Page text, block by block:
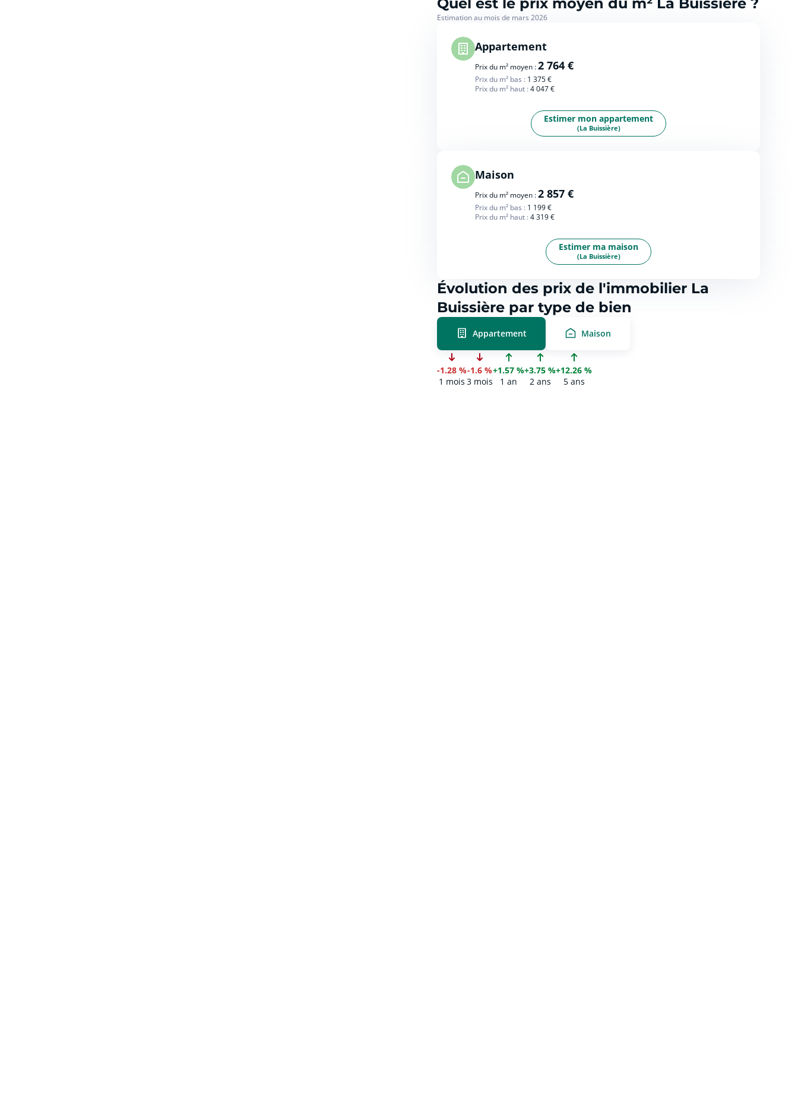
Estimation au mois de mars 2026
Appartement
Prix du m² moyen :2 764 €
Prix du m² bas : 1 375 €
Prix du m² haut :4 047 €
Estimer mon appartement
(La Buissière)
Maison
Prix du m² moyen :2 857 €
Prix du m² bas : 1 199 €
Prix du m² haut :4 319 €
Estimer ma maison
(La Buissière)
Évolution des prix de l'immobilier La
Buissière par type de bien
Appartement Maison
-1.28 %
1 mois
-1.6 %
3 mois
+1.57 %
1 an
+3.75 %
2 ans
+12.26 %
5 ans